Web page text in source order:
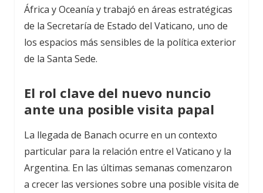
África y Oceanía y trabajó en áreas estratégicas
de la Secretaría de Estado del Vaticano, uno de
los espacios más sensibles de la política exterior
de la Santa Sede.
El rol clave del nuevo nuncio
ante una posible visita papal
La llegada de Banach ocurre en un contexto
particular para la relación entre el Vaticano y la
Argentina. En las últimas semanas comenzaron
a crecer las versiones sobre una posible visita de